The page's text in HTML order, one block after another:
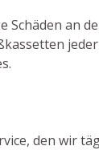
an
den wir